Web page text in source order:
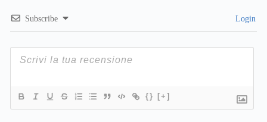
Subscribe Login
{} [+]